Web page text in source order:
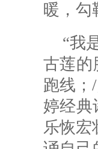
暖，勾
“我
古莲的
跑线；
婷经典
乐恢宏